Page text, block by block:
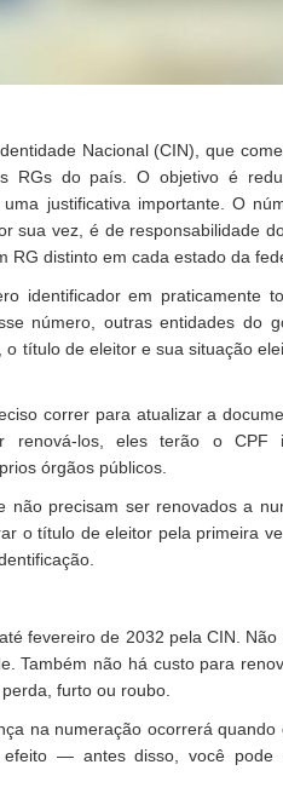
Nacional (CIN), que
RGs do país. O objetivo é
justificativa importante. O
sua vez, é de responsabilidade
distinto em cada estado da
identificador em praticamente
número, outras entidades do
título de eleitor e sua situação
correr para atualizar a
renová-los, eles terão o CPF
órgãos públicos.
precisam ser renovados a
o título de eleitor pela primeira
fevereiro de 2032 pela CIN.
Também não há custo para
furto ou roubo.
na numeração ocorrerá quando
— antes disso, você pode